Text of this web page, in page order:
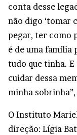
conta desse
não digo ‘tomar
pegar, ter como
é de uma família
tudo que tinha.
cuidar dessa
minha
O Instituto
direção: Lígia